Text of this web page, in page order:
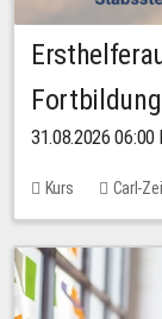
31.08.2026 06:00
Kurs Carl-